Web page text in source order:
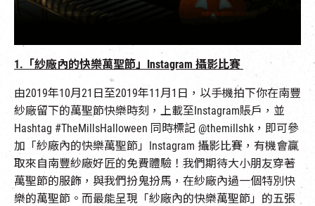
1. 「紗廠內的快樂萬聖節」 Instagram 攝影比賽
由2019年10月21日至2019年11月1日，以手機拍下你在南豐
紗廠留下的萬聖節快樂時刻，上載至Instagram賬戶，並
Hashtag #TheMillsHalloween 同時標記 @themillshk，即可參
加「紗廠內的快樂萬聖節」Instagram 攝影比賽，有機會贏
取來自南豐紗廠好匠的免費體驗！我們期待大小朋友穿著
萬聖節的服飾，與我們扮鬼扮馬，在紗廠內過一個特別快
樂的萬聖節。而最能呈現「紗廠內的快樂萬聖節」的五張